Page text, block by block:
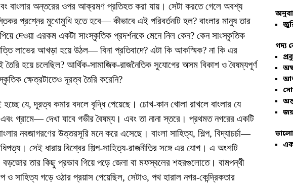
বাংলার অন্তরের ওপর আক্রমণ প্রতিহত করা যায়। সেটা করতে গেলে অবশ্য
প্রশ্নের মুখোমুখি হতে হবে— কীভাবে এই পরিবর্তনটি হল? বাংলার মানুষ তার
দেওয়া এরকম একটা সাংস্কৃতিক প্রদর্শনকে মেনে নিল কেন? কেন সাংস্কৃতিক
লাভের আখড়া হয়ে উঠল— বিনা প্রতিবাদে? এটা কি আকস্মিক? না কি এর
তৈরি হয়ে চলেছিল? আর্থিক-সামাজিক-রাজনৈতিক সুযোগের অসম বিকাশ ও বৈষম্যপূর্ণ
ক্ষেত্রটাতেও দূরত্ব তৈরি করেনি?
যে, দূরত্ব কমার বদলে বৃদ্ধি পেয়েছে। চোখ-কান খোলা রাখলে বাংলার যে
গ্রামে— দেখা যাবে গভীর বৈষম্য। এবং তা নানা স্তরে। প্রথমত নগরের একটি
নবজাগরণের উত্তরসূরি মনে করে এসেছে। বাংলা সাহিত্য, শিল্প, বিদ্যাচর্চা—
সেই ধারায় বিশ্বের শিল্প-সাহিত্য-রাজনীতির সঙ্গে এর যোগ। এ অংশটি
বড়জোর তার কিছু প্রভাব গিয়ে পড়ে জেলা বা মফস্বলের শহরগুলোতে। বামপন্থী
ও সাহিত্য গড়ে ওঠার প্রয়াস পেয়েছিল, সেটাও, পথ হারাল নগর-কেন্দ্রিকতার
গদ্য